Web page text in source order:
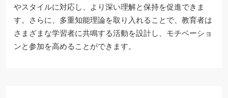
やスタイルに対応し、より深い理解と保持を促進できま
す。さらに、多重知能理論を取り入れることで、教育者は
さまざまな学習者に共鳴する活動を設計し、モチベーショ
ンと参加を高めることができます。